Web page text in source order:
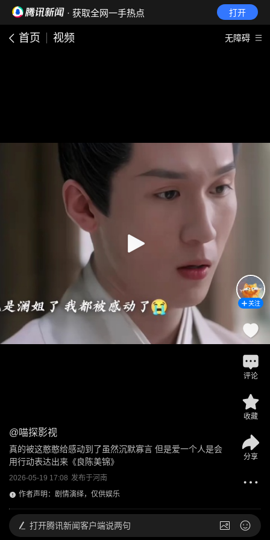
· 获取全网一手热点 打开
首页 视频 无障碍
@喵探影视
真的被这憨憨给感动到了虽然沉默寡言 但是爱一个人是会
用行动表达出来《良陈美锦》
2026-05-19 17:08 发布于河南
作者声明：剧情演绎，仅供娱乐
关注
评论
收藏
分享
打开腾讯新闻客户端说两句